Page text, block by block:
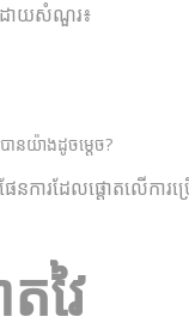
ដោយ​សំណួរ៖
ាន​យ៉ាង​ដូចម្តេច?
ការ​ដែល​ផ្តោត​លើការប្
វៃ